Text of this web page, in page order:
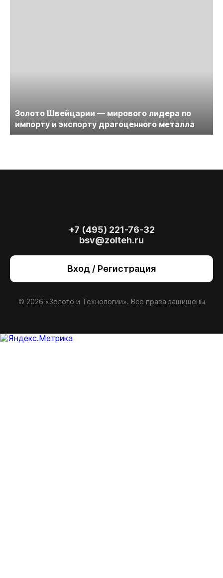
Золото Швейцарии — мирового лидера по
импорту и экспорту драгоценного металла
+7 (495) 221-76-32
bsv@zolteh.ru
Вход / Регистрация
© 2026 «Золото и Технологии». Все права защищены